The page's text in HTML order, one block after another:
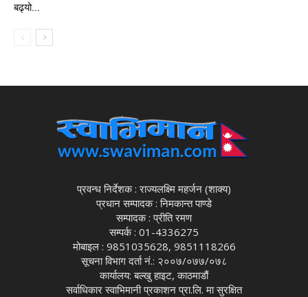
बढ्यो...
प्रवन्ध निर्देशक : राज्यलक्ष्मि महर्जन (शाक्य)
प्रधान सम्पादक : निमकान्त पाण्डे
सम्पादक : प्रीति रमण
सम्पर्क : 01-4336275
मोबाइल : 9851035628, 9851118266
सूचना विभाग दर्ता नं.: २००७/०७७/०७८
कार्यालय: बल्खु हाइट, काठमाडौं
सर्वाधिकार स्वाभिमानी प्रकाशन प्रा.लि. मा सुरक्षित